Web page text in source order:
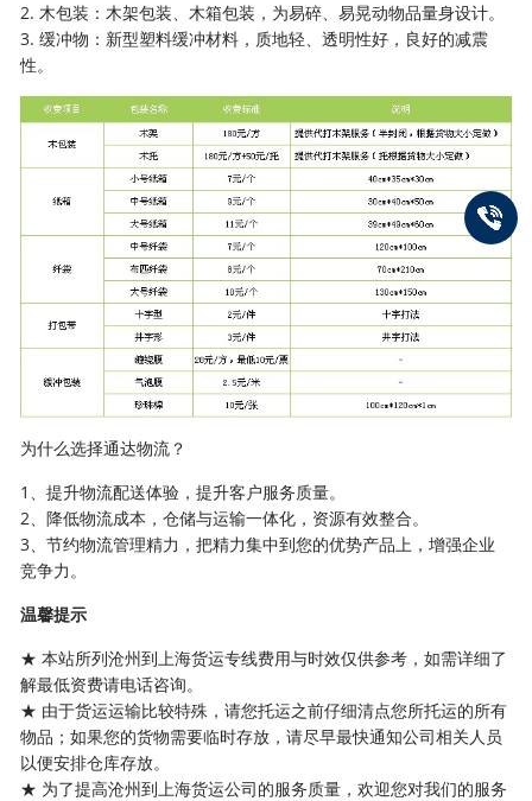
2. 木包装：木架包装、木箱包装，为易碎、易晃动物品量身设计。
3. 缓冲物：新型塑料缓冲材料，质地轻、透明性好，良好的减震
性。
为什么选择通达物流？
1、提升物流配送体验，提升客户服务质量。
2、降低物流成本，仓储与运输一体化，资源有效整合。
3、节约物流管理精力，把精力集中到您的优势产品上，增强企业
竞争力。
温馨提示
★ 本站所列沧州到上海货运专线费用与时效仅供参考，如需详细了
解最低资费请电话咨询。
★ 由于货运运输比较特殊，请您托运之前仔细清点您所托运的所有
物品；如果您的货物需要临时存放，请尽早最快通知公司相关人员
以便安排仓库存放。
★ 为了提高沧州到上海货运公司的服务质量，欢迎您对我们的服务